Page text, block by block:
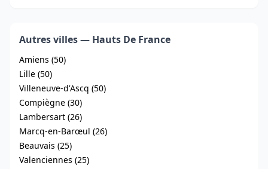
Autres villes — Hauts De France
Amiens (50)
Lille (50)
Villeneuve-d'Ascq (50)
Compiègne (30)
Lambersart (26)
Marcq-en-Barœul (26)
Beauvais (25)
Valenciennes (25)